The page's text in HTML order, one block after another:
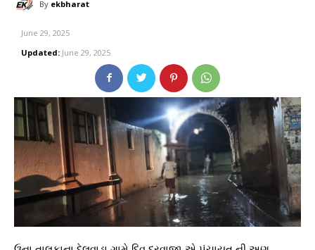
By ekbharat
June 29, 2025
Updated: June 29, 2025